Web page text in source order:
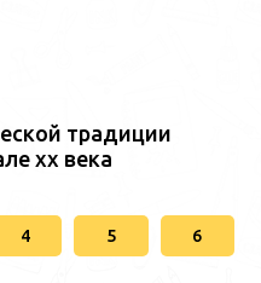
традиции
хх века
4 5 6